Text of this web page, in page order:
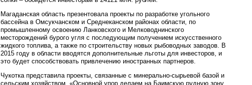
Магаданская область презентовала проекты по разработке угольного
бассейна в Омсукчанском и Среднеканском районах области, по
промышленному освоению Ланковского и Мелководнинского
месторождений бурого угля с последующим получением искусственного
жидкого топлива, а также по строительству новых рыбоводных заводов. В
2015 году в области вводятся дополнительные льготы для инвесторов, и
это будет способствовать привлечению иностранных партнеров.
Чукотка представила проекты, связанные с минерально-сырьевой базой и
сельским хозяйством. «Основной упор делаем на Баимскую рудную зону,